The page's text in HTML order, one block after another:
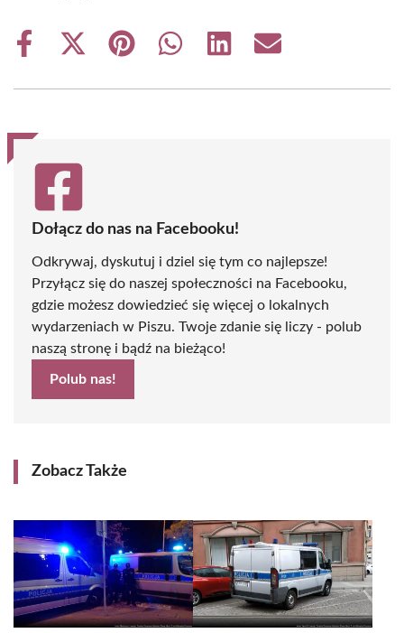
Share
Share
(Twitter)
Share
Share
Share
Share
Dołącz do nas na Facebooku!
Odkrywaj, dyskutuj i dziel się tym co najlepsze!
Przyłącz się do naszej społeczności na Facebooku,
gdzie możesz dowiedzieć się więcej o lokalnych
wydarzeniach w Piszu. Twoje zdanie się liczy - polub
naszą stronę i bądź na bieżąco!
Polub nas!
Zobacz Także